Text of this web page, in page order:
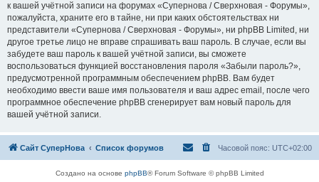
к вашей учётной записи на форумах «Супернова / Сверхновая - Форумы»,
пожалуйста, храните его в тайне, ни при каких обстоятельствах ни
представители «Супернова / Сверхновая - Форумы», ни phpBB Limited, ни
другое третье лицо не вправе спрашивать ваш пароль. В случае, если вы
забудете ваш пароль к вашей учётной записи, вы сможете
воспользоваться функцией восстановления пароля «Забыли пароль?»,
предусмотренной программным обеспечением phpBB. Вам будет
необходимо ввести ваше имя пользователя и ваш адрес email, после чего
программное обеспечение phpBB сгенерирует вам новый пароль для
вашей учётной записи.
Сайт СуперНова Список форумов Часовой пояс: UTC+02:00
Создано на основе phpBB® Forum Software © phpBB Limited